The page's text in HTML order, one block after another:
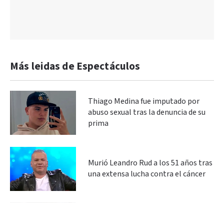
Más leidas de Espectáculos
Thiago Medina fue imputado por
abuso sexual tras la denuncia de su
prima
Murió Leandro Rud a los 51 años tras
una extensa lucha contra el cáncer